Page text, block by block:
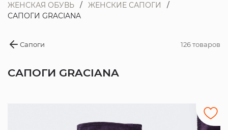
ЖЕНСКАЯ ОБУВЬ
ЖЕНСКИЕ САПОГИ
САПОГИ GRACIANA
Сапоги 126 товаров
САПОГИ GRACIANA